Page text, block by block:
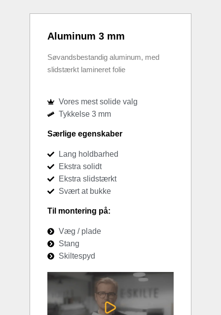
Aluminum 3 mm
Søvandsbestandig aluminum, med
slidstærkt lamineret folie
Vores mest solide valg
Tykkelse 3 mm
Særlige egenskaber
Lang holdbarhed
Ekstra solidt
Ekstra slidstærkt
Svært at bukke
Til montering på:
Væg / plade
Stang
Skiltespyd